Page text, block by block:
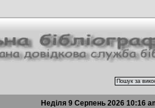
Неділя 9 Серпень 2026 10:16